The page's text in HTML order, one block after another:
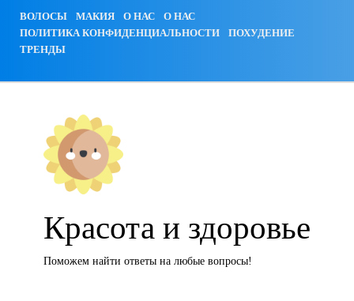
ВОЛОСЫ МАКИЯ О НАС
О НАС
ПОЛИТИКА КОНФИДЕНЦИАЛЬНОСТИ
ПОХУДЕНИЕ
ТРЕНДЫ
Красота и здоровье
Поможем найти ответы на любые вопросы!